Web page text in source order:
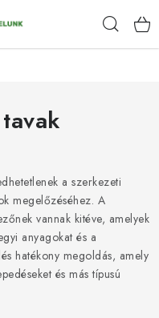
a szerkezeti
megelőzéséhez. A
vannak kitéve, amelyek
anyagokat és a
hatékony megoldás, amely
és más típusú